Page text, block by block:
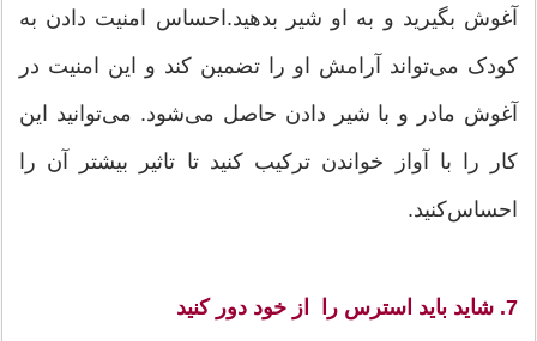
آغوش بگیرید و به او شیر بدهید.احساس امنیت دادن به
کودک می‌تواند آرامش او را تضمین کند و این امنیت در
آغوش مادر و با شیر دادن حاصل می‌شود. می‌توانید این
کار را با آواز خواندن ترکیب کنید تا تاثیر بیشتر آن را
احساس‌کنید.
7. شاید باید استرس را از خود دور کنید